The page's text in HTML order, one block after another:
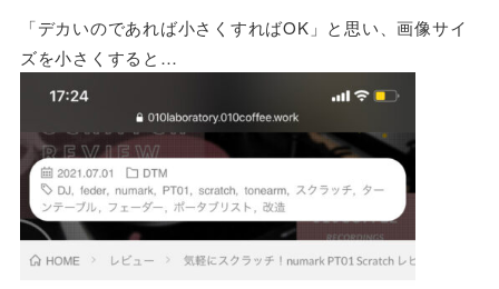
「デカいのであれば小さくすればOK」と思い、画像サイ
ズを小さくすると…